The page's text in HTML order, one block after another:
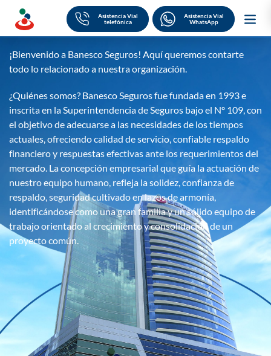
content
Asistencia Vial
telefónica
Asistencia Vial
Sobre nosotros
¡Bienvenido a Banesco Seguros! Aquí queremos contarte
todo lo relacionado a nuestra organización.
¿Quiénes somos? Banesco Seguros fue fundada en 1993 e
inscrita en la Superintendencia de Seguros bajo el Nº 109, con
el objetivo de adecuarse a las necesidades de los tiempos
actuales, ofreciendo calidad de servicio, confiable respaldo
financiero y respuestas efectivas ante los requerimientos del
mercado. La concepción empresarial que guía la actuación de
nuestro equipo humano, refleja la solidez, confianza de
respaldo, seguridad cultivado en lazos de armonía,
identificándose como una gran familia y un sólido equipo de
trabajo orientado al crecimiento y consolidación de un
proyecto común.